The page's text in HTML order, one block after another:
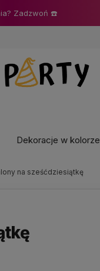
Zadzwoń ☎️
Dekoracje w kolorze
na sześćdziesiątkę